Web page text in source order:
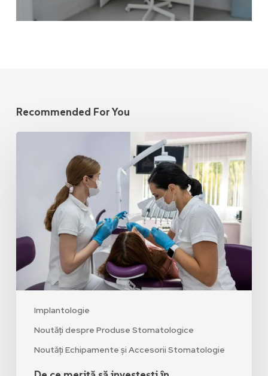
Recommended For You
Implantologie
Noutăți despre Produse Stomatologice
Noutăți Echipamente și Accesorii Stomatologie